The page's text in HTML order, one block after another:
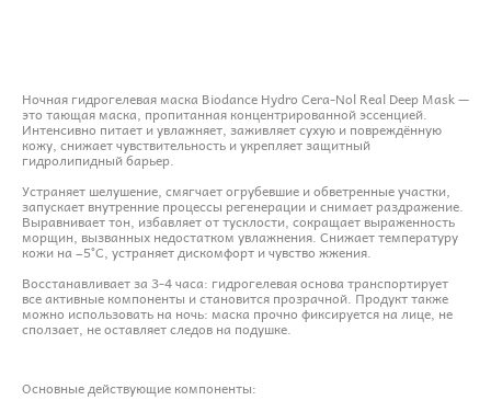
Ночная гидрогелевая маска Biodance Hydro Cera-Nol Real Deep Mask —
это тающая маска, пропитанная концентрированной эссенцией.
Интенсивно питает и увлажняет, заживляет сухую и повреждённую
кожу, снижает чувствительность и укрепляет защитный
гидролипидный барьер.
Устраняет шелушение, смягчает огрубевшие и обветренные участки,
запускает внутренние процессы регенерации и снимает раздражение.
Выравнивает тон, избавляет от тусклости, сокращает выраженность
морщин, вызванных недостатком увлажнения. Снижает температуру
кожи на ~5°C, устраняет дискомфорт и чувство жжения.
Восстанавливает за 3-4 часа: гидрогелевая основа транспортирует
все активные компоненты и становится прозрачной. Продукт также
можно использовать на ночь: маска прочно фиксируется на лице, не
сползает, не оставляет следов на подушке.
Основные действующие компоненты: